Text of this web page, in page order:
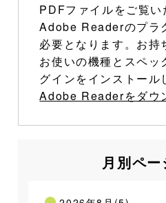
PDFファイルをご覧い
Adobe Readerのプラ
必要となります。お持
お使いの機種とスペッ
グインをインストール
Adobe Readerをダウ
月別ペー